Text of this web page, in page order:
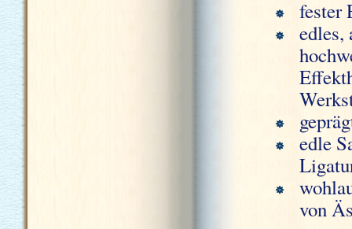
fester
edles,
edle
von